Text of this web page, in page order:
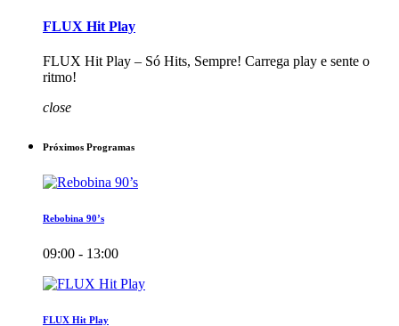
FLUX Hit Play
FLUX Hit Play – Só Hits, Sempre! Carrega play e sente o
ritmo!
close
Próximos Programas
Rebobina 90’s
09:00 - 13:00
FLUX Hit Play